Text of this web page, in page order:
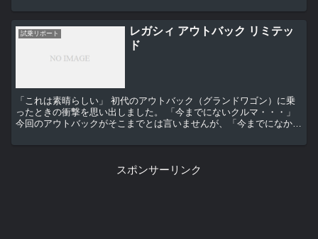
試乗リポート
レガシィ アウトバック リミテッ
ド
「これは素晴らしい」 初代のアウトバック（グランドワゴン）に乗
ったときの衝撃を思い出しました。 「今までにないクルマ・・・」
今回のアウトバックがそこまでとは言いませんが、「今までになかっ
スポンサーリンク